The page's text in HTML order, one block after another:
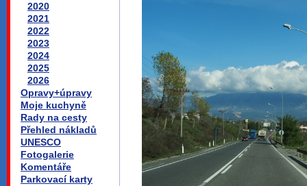
2020
2021
2022
2023
2024
2025
2026
Opravy+úpravy
Moje kuchyně
Rady na cesty
Přehled nákladů
UNESCO
Fotogalerie
Komentáře
Parkovací karty